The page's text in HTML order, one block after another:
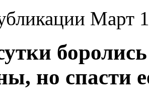
Март
но спасти